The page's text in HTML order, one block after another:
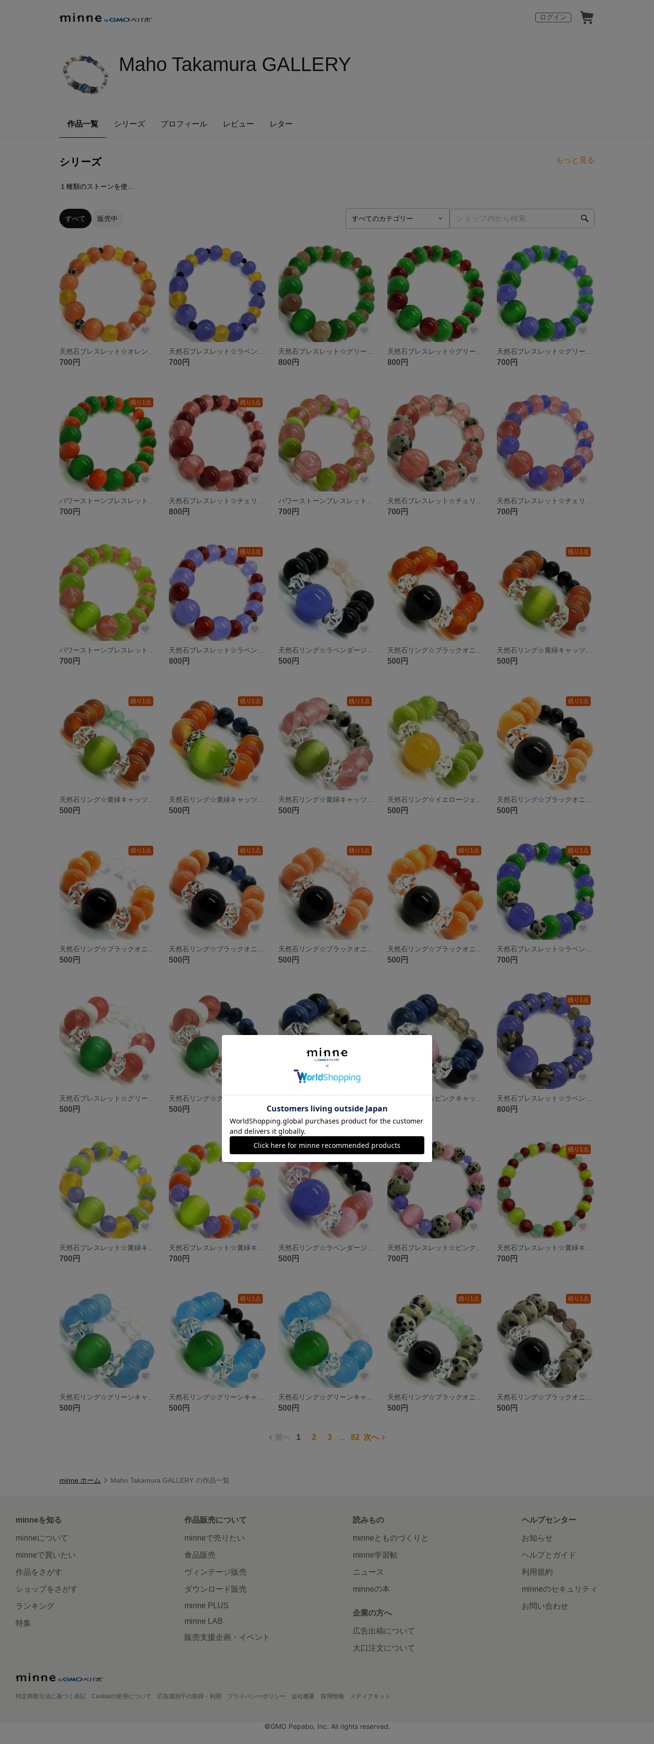
ログイン
Maho Takamura GALLERY
作品一覧 シリーズ プロフィール レビュー レター
シリーズ もっと見る
すべて 販売中
700円 700円 800円 800円 700円
残り1点
700円
残り1点
800円 700円 700円 700円
700円
残り1点
800円 500円 500円
残り1点
500円
残り1点
500円
残り1点
500円
残り1点
500円 500円
残り1点
500円
残り1点
500円
残り1点
500円
残り1点
500円
残り1点
500円
残り1点
700円
500円 500円 500円
残り1点
800円
700円 700円 500円 700円
残り1点
700円
500円
残り1点
500円 500円
残り1点
500円
残り1点
500円
前へ 1 2 3 82 次へ
minne ホーム Maho Takamura GALLERY の作品一覧
minneを知る
minneについて
minneで買いたい
作品をさがす
ショップをさがす
ランキング
特集
作品販売について
minneで売りたい
食品販売
ヴィンテージ販売
ダウンロード販売
minne PLUS
minne LAB
販売支援企画・イベント
読みもの
minneとものづくりと
minne学習帖
ニュース
minneの本
企業の方へ
広告出稿について
大口注文について
ヘルプセンター
お知らせ
ヘルプとガイド
利用規約
minneのセキュリティ
お問い合わせ
特定商取引法に基づく表記 Cookieの使用について 広告識別子の取得・利用 プライバシーポリシー 会社概要 採用情報 メディアキット
©GMO Pepabo, Inc. All rights reserved.